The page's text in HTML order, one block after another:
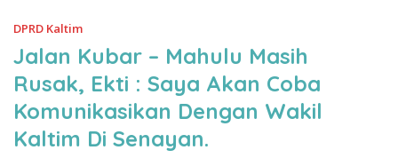
DPRD Kaltim
Jalan Kubar – Mahulu Masih
Rusak, Ekti : Saya Akan Coba
Komunikasikan Dengan Wakil
Kaltim Di Senayan.